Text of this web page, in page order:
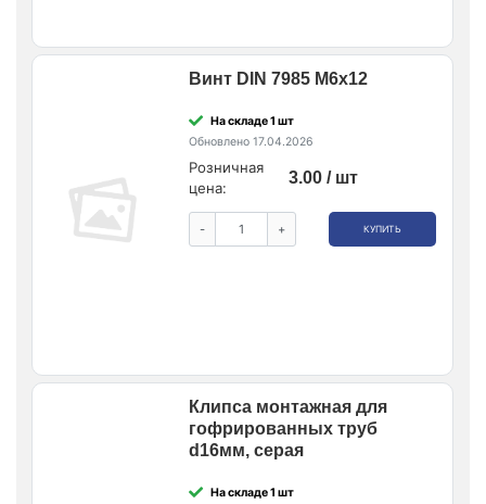
Винт DIN 7985 М6х12
На складе 1 шт
Обновлено 17.04.2026
Розничная
цена:
3.00 / шт
- + КУПИТЬ
Клипса монтажная для
гофрированных труб
d16мм, серая
На складе 1 шт